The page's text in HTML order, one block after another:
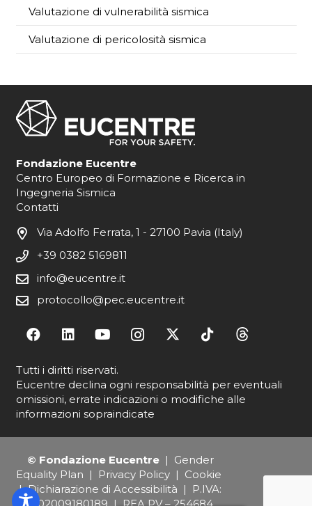
Valutazione di vulnerabilità sismica
Valutazione di pericolosità sismica
Fondazione Eucentre
Centro Europeo di Formazione e Ricerca in
Ingegneria Sismica
Contatti
Via Adolfo Ferrata, 1 - 27100 Pavia (Italy)
+39 0382 5169811
info@eucentre.it
protocollo@pec.eucentre.it
Tutti i diritti riservati.
Eucentre declina ogni responsabilità per eventuali
omissioni, errate indicazioni o modifiche alle
informazioni sopraindicate
© Fondazione Eucentre| Gender
Equality Plan | Privacy Policy | Cookie
|Dichiarazione di Accessibilità | P.IVA: